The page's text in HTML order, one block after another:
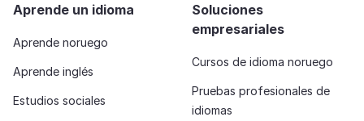
Aprende un idioma
Aprende noruego
Aprende inglés
Estudios sociales
Soluciones
empresariales
Cursos de idioma noruego
Pruebas profesionales de
idiomas